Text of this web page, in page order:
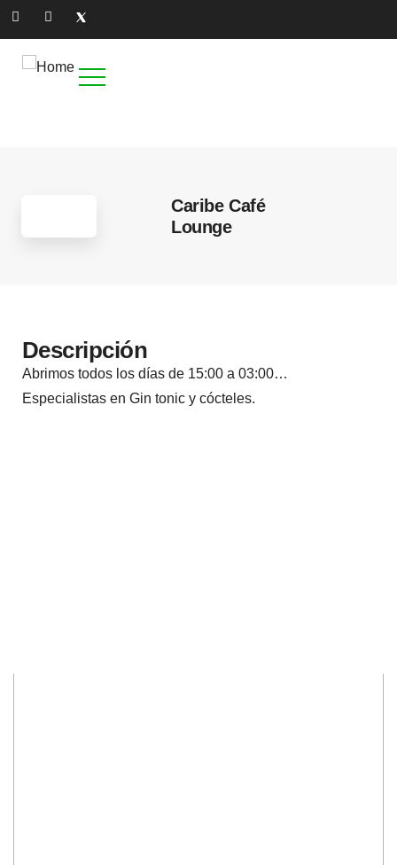
Caribe Café
Lounge
Descripción
Abrimos todos los días de 15:00 a 03:00…
Especialistas en Gin tonic y cócteles.